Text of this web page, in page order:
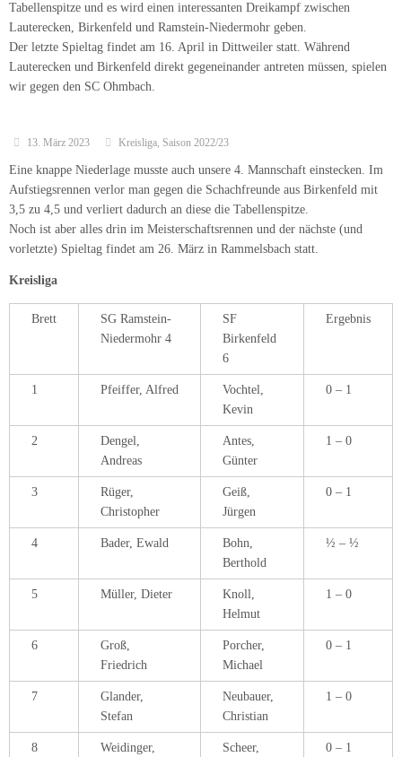
Tabellenspitze und es wird einen interessanten Dreikampf zwischen
Lauterecken, Birkenfeld und Ramstein-Niedermohr geben.
Der letzte Spieltag findet am 16. April in Dittweiler statt. Während
Lauterecken und Birkenfeld direkt gegeneinander antreten müssen, spielen
wir gegen den SC Ohmbach.
13. März 2023 Kreisliga, Saison 2022/23
Eine knappe Niederlage musste auch unsere 4. Mannschaft einstecken. Im
Aufstiegsrennen verlor man gegen die Schachfreunde aus Birkenfeld mit
3,5 zu 4,5 und verliert dadurch an diese die Tabellenspitze.
Noch ist aber alles drin im Meisterschaftsrennen und der nächste (und
vorletzte) Spieltag findet am 26. März in Rammelsbach statt.
Kreisliga
Brett
SG Ramstein-
Niedermohr 4
SF
Birkenfeld
6
Ergebnis
1 Pfeiffer, Alfred
Vochtel,
Kevin
0 – 1
2
Dengel,
Andreas
Antes,
Günter
1 – 0
3
Rüger,
Christopher
Geiß,
Jürgen
0 – 1
4 Bader, Ewald
Bohn,
Berthold
½ – ½
5 Müller, Dieter
Knoll,
Helmut
1 – 0
6
Groß,
Friedrich
Porcher,
Michael
0 – 1
7
Glander,
Stefan
Neubauer,
Christian
1 – 0
8 Weidinger, Scheer, 0 – 1